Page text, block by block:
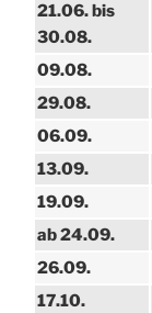
21.06. bis
30.08.
09.08.
29.08.
06.09.
13.09.
19.09.
ab 24.09.
26.09.
17.10.